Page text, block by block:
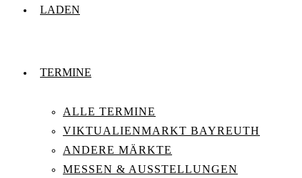
LADEN
TERMINE
ALLE TERMINE
VIKTUALIENMARKT BAYREUTH
ANDERE MÄRKTE
MESSEN & AUSSTELLUNGEN